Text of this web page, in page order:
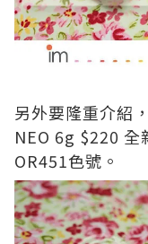
另外要隆重介紹
NEO 6g $220 全
OR451色號。